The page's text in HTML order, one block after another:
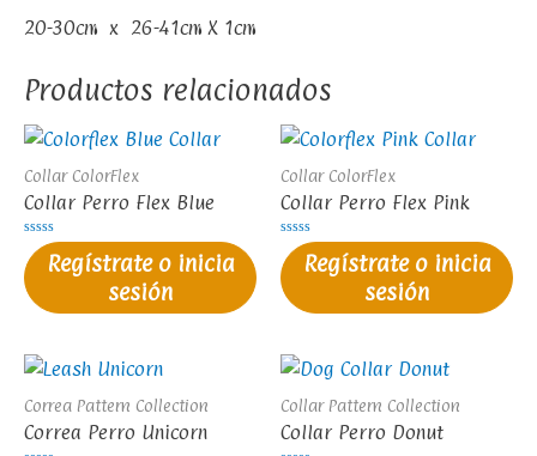
20-30cm x 26-41cm X 1cm
Productos relacionados
Collar ColorFlex
Collar Perro Flex Blue
Valorado
en
0
de
5
Regístrate o inicia
sesión
Collar ColorFlex
Collar Perro Flex Pink
Valorado
en
0
de
5
Regístrate o inicia
sesión
Correa Pattern Collection
Correa Perro Unicorn
Collar Pattern Collection
Collar Perro Donut